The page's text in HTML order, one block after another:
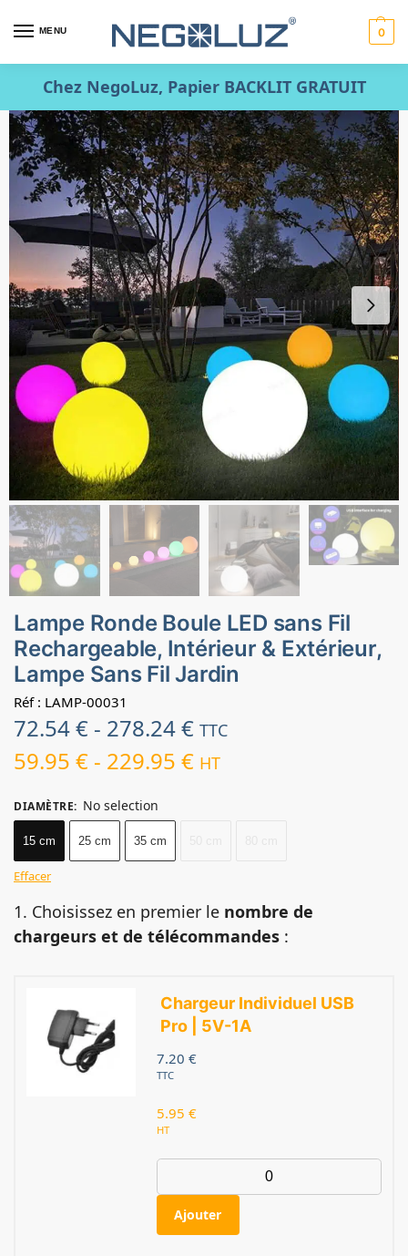
MENU 0
Chez NegoLuz, Papier BACKLIT GRATUIT
Lampe Ronde Boule LED sans Fil
Rechargeable, Intérieur & Extérieur,
Lampe Sans Fil Jardin
Réf : LAMP-00031
72.54€ - 278.24€ TTC
59.95 € - 229.95 € HT
DIAMÈTRE: No selection
15 cm 25 cm 35 cm
Effacer
1. Choisissez en premier le nombre de
chargeurs et de télécommandes :
Chargeur Individuel USB
Pro | 5V-1A
7.20 €
TTC
5.95 €
HT
Ajouter